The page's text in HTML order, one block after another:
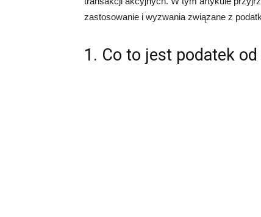
zastosowanie i wyzwania związane z
1. Co to jest podatek